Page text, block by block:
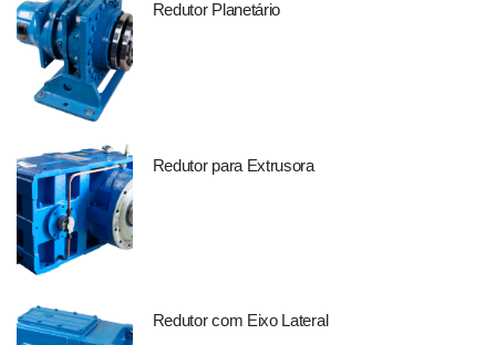
Redutor Planetário
Redutor para Extrusora
Redutor com Eixo Lateral